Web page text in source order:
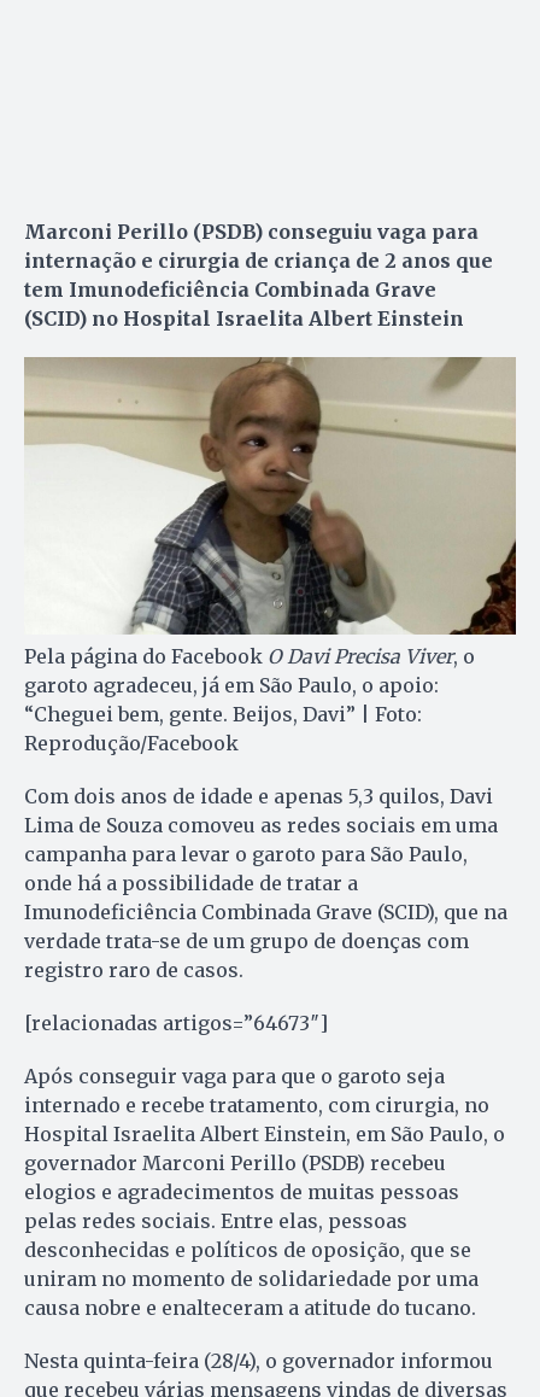
Marconi Perillo (PSDB) conseguiu vaga para
internação e cirurgia de criança de 2 anos que
tem Imunodeficiência Combinada Grave
(SCID) no Hospital Israelita Albert Einstein
Pela página do Facebook O Davi Precisa Viver, o
garoto agradeceu, já em São Paulo, o apoio:
“Cheguei bem, gente. Beijos, Davi” | Foto:
Reprodução/Facebook
Com dois anos de idade e apenas 5,3 quilos, Davi
Lima de Souza comoveu as redes sociais em uma
campanha para levar o garoto para São Paulo,
onde há a possibilidade de tratar a
Imunodeficiência Combinada Grave (SCID), que na
verdade trata-se de um grupo de doenças com
registro raro de casos.
[relacionadas artigos=”64673″]
Após conseguir vaga para que o garoto seja
internado e recebe tratamento, com cirurgia, no
Hospital Israelita Albert Einstein, em São Paulo, o
governador Marconi Perillo (PSDB) recebeu
elogios e agradecimentos de muitas pessoas
pelas redes sociais. Entre elas, pessoas
desconhecidas e políticos de oposição, que se
uniram no momento de solidariedade por uma
causa nobre e enalteceram a atitude do tucano.
Nesta quinta-feira (28/4), o governador informou
que recebeu várias mensagens vindas de diversas